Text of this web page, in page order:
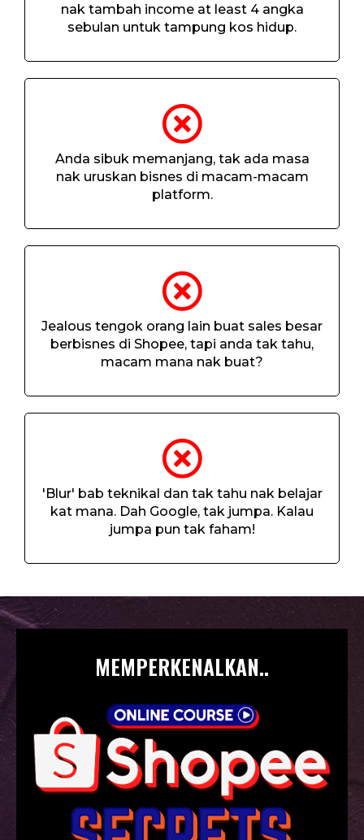
nak tambah income at least 4 angka
sebulan untuk tampung kos hidup.
Anda sibuk memanjang, tak ada masa
nak uruskan bisnes di macam-macam
platform.
Jealous tengok orang lain buat sales besar
berbisnes di Shopee, tapi anda tak tahu,
macam mana nak buat?
'Blur' bab teknikal dan tak tahu nak belajar
kat mana. Dah Google, tak jumpa. Kalau
jumpa pun tak faham!
MEMPERKENALKAN..